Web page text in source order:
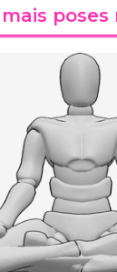
mais poses